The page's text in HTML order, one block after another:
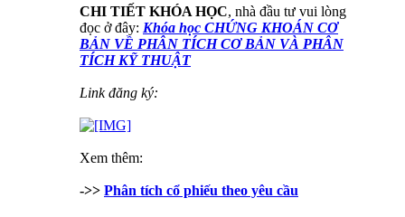
CHI TIẾT KHÓA HỌC, nhà đầu tư vui lòng
đọc ở đây: Khóa học CHỨNG KHOÁN CƠ
BẢN VỀ PHÂN TÍCH CƠ BẢN VÀ PHÂN
TÍCH KỸ THUẬT
Link đăng ký:
Xem thêm:
->> Phân tích cổ phiếu theo yêu cầu